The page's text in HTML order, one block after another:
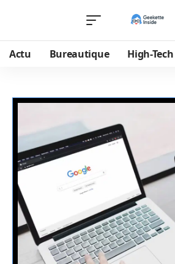
Actu Bureautique High-Tech